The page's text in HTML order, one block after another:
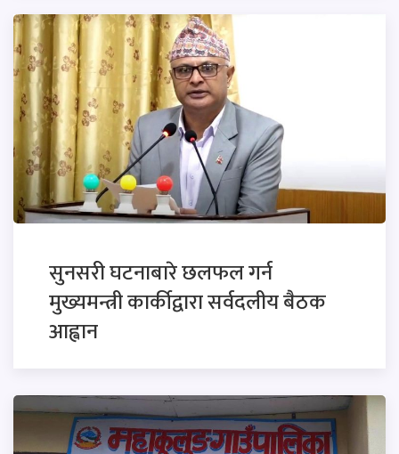
सुनसरी घटनाबारे छलफल गर्न
मुख्यमन्त्री कार्कीद्वारा सर्वदलीय बैठक
आह्वान